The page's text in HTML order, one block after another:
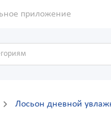
приложение
Лосьон дневной